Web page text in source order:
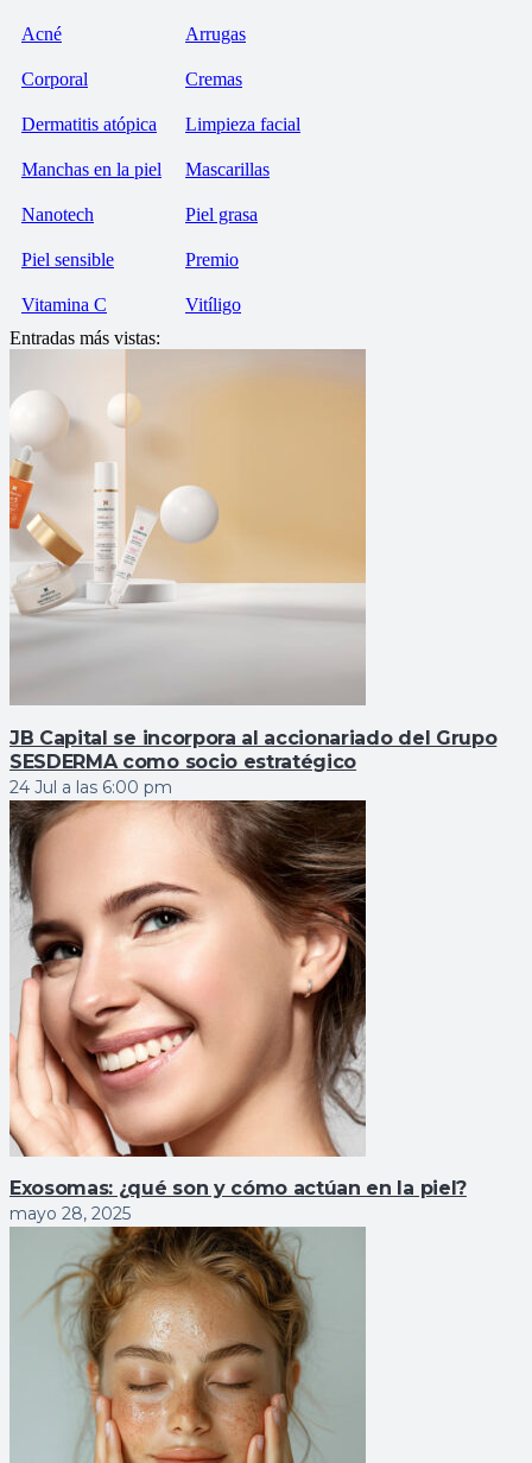
Acné Arrugas
Corporal Cremas
Dermatitis atópica Limpieza facial
Manchas en la piel Mascarillas
Nanotech Piel grasa
Piel sensible Premio
Vitamina C
Vitíligo
Entradas más vistas:
JB Capital se incorpora al accionariado del Grupo
SESDERMA como socio estratégico
24 Jul a las 6:00 pm
Exosomas: ¿qué son y cómo actúan en la piel?
mayo 28, 2025